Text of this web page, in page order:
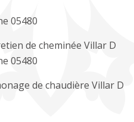
05480
de cheminée Villar D
05480
de chaudière Villar D